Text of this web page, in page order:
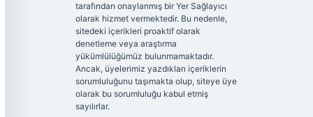
tarafından onaylanmış bir Yer Sağlayıcı
olarak hizmet vermektedir. Bu nedenle,
sitedeki içerikleri proaktif olarak
denetleme veya araştırma
yükümlülüğümüz bulunmamaktadır.
Ancak, üyelerimiz yazdıkları içeriklerin
sorumluluğunu taşımakta olup, siteye üye
olarak bu sorumluluğu kabul etmiş
sayılırlar.